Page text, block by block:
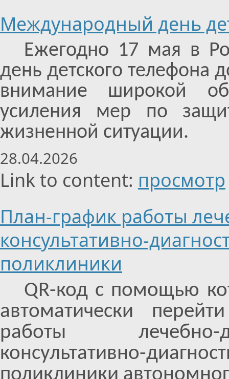
Международный день
Ежегодно 17 мая в
день детского телефона
внимание широкой
усиления мер по
жизненной ситуации.
28.04.2026
Link to content: просмотр
План-график работы
консультативно-
поликлиники
QR-код с помощью
автоматически
работы лечебно-
консультативно-
поликлиники